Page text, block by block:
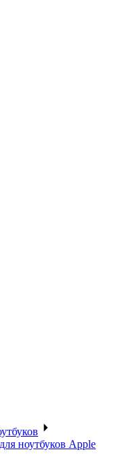
ноутбуков Apple